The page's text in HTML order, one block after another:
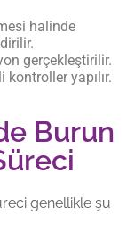
halinde
gerçekleştirilir.
yapılır.
Burun
genellikle şu